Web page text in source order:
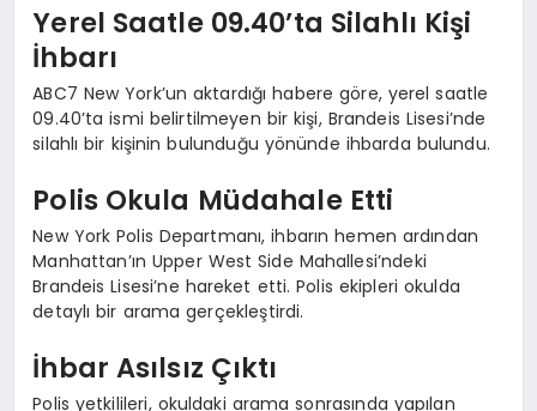
Yerel Saatle 09.40’ta Silahlı Kişi
İhbarı
ABC7 New York’un aktardığı habere göre, yerel saatle
09.40’ta ismi belirtilmeyen bir kişi, Brandeis Lisesi’nde
silahlı bir kişinin bulunduğu yönünde ihbarda bulundu.
Polis Okula Müdahale Etti
New York Polis Departmanı, ihbarın hemen ardından
Manhattan’ın Upper West Side Mahallesi’ndeki
Brandeis Lisesi’ne hareket etti. Polis ekipleri okulda
detaylı bir arama gerçekleştirdi.
İhbar Asılsız Çıktı
Polis yetkilileri, okuldaki arama sonrasında yapılan